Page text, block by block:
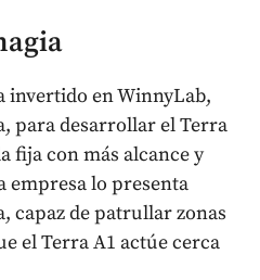
invertido en WinnyLab,
para desarrollar el Terra
fija con más alcance y
empresa lo presenta
capaz de patrullar zonas
el Terra A1 actúe cerca